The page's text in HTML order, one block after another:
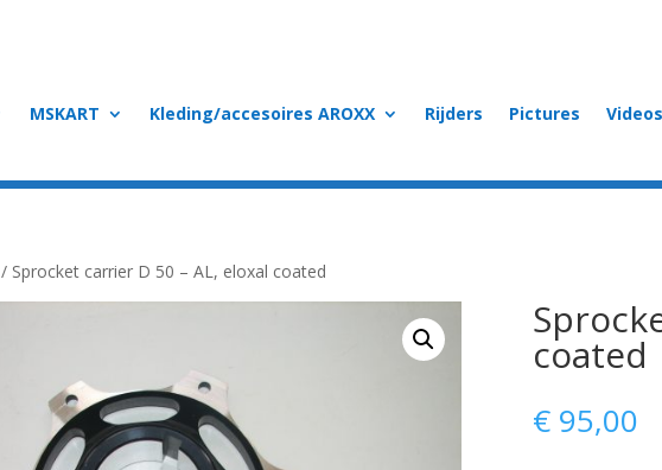
MSKART Kleding/accesoires AROXX Rijders Pictures Videos
/ Sprocket carrier D 50 – AL, eloxal coated
coated
€95,00